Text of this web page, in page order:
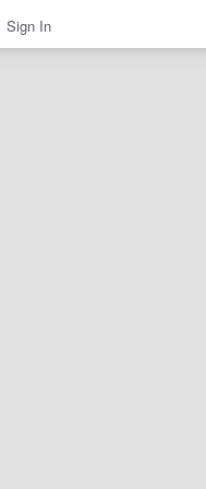
Sign In